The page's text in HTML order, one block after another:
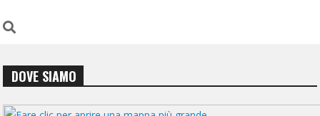
DOVE SIAMO